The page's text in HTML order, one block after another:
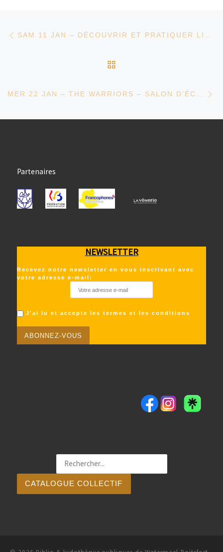
Partenaires
NEWSLETTER
Recevez notre newsletter en vous inscrivant avec
votre adresse e-mail:
J'ai lu et accepte les termes et les conditions
CATALOGUE COLLECTIF